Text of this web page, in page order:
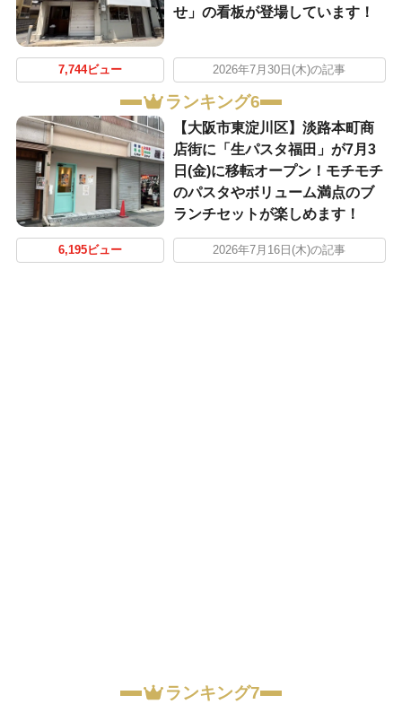
せ」の看板が登場しています！
7,744ビュー 2026年7月30日(木)の記事
ランキング6
【大阪市東淀川区】淡路本町商
店街に「生パスタ福田」が7月3
日(金)に移転オープン！モチモチ
のパスタやボリューム満点のブ
ランチセットが楽しめます！
6,195ビュー 2026年7月16日(木)の記事
ランキング7